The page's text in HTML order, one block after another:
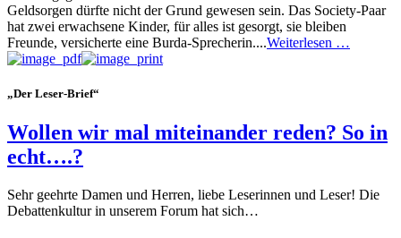
Geldsorgen dürfte nicht der Grund gewesen sein. Das Society-Paar
hat zwei erwachsene Kinder, für alles ist gesorgt, sie bleiben
Freunde, versicherte eine Burda-Sprecherin....Weiterlesen …
„Der Leser-Brief“
Wollen wir mal miteinander reden? So in
echt….?
Sehr geehrte Damen und Herren, liebe Leserinnen und Leser! Die
Debattenkultur in unserem Forum hat sich…